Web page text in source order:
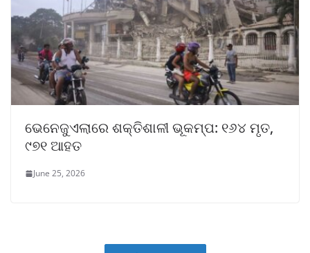
ଭେନେଜୁଏଲାରେ ଶକ୍ତିଶାଳୀ ଭୂକମ୍ପ: ୧୬୪ ମୃତ,
୯୭୧ ଆହତ
June 25, 2026